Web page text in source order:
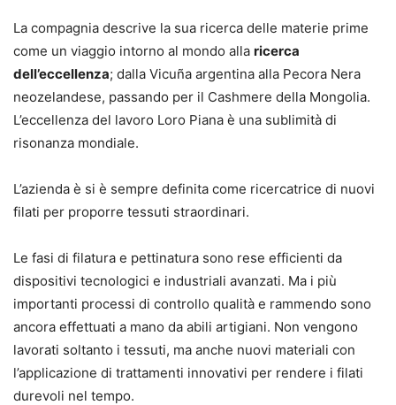
La compagnia descrive la sua ricerca delle materie prime
come un viaggio intorno al mondo alla ricerca
dell’eccellenza; dalla Vicuña argentina alla Pecora Nera
neozelandese, passando per il Cashmere della Mongolia.
L’eccellenza del lavoro Loro Piana è una sublimità di
risonanza mondiale.
L’azienda è si è sempre definita come ricercatrice di nuovi
filati per proporre tessuti straordinari.
Le fasi di filatura e pettinatura sono rese efficienti da
dispositivi tecnologici e industriali avanzati. Ma i più
importanti processi di controllo qualità e rammendo sono
ancora effettuati a mano da abili artigiani. Non vengono
lavorati soltanto i tessuti, ma anche nuovi materiali con
l’applicazione di trattamenti innovativi per rendere i filati
durevoli nel tempo.